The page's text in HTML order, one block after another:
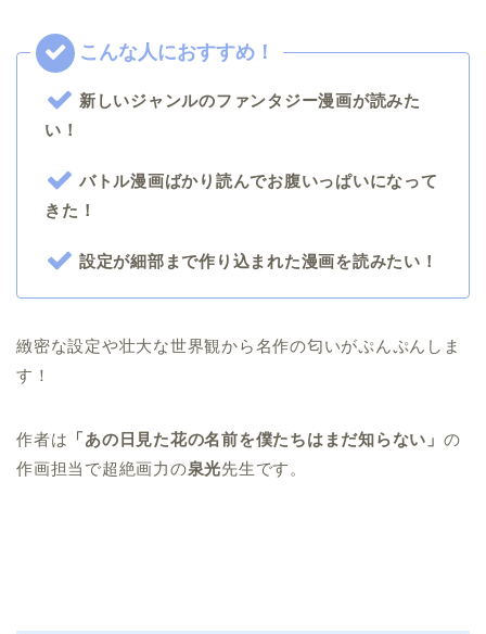
新しいジャンルのファンタジー漫画が読みた
い！
バトル漫画ばかり読んでお腹いっぱいになって
きた！
設定が細部まで作り込まれた漫画を読みたい！
緻密な設定や壮大な世界観から名作の匂いがぷんぷんしま
す！
作者は 「あの日見た花の名前を僕たちはまだ知らない」の
作画担当で超絶画力の泉光先生です。